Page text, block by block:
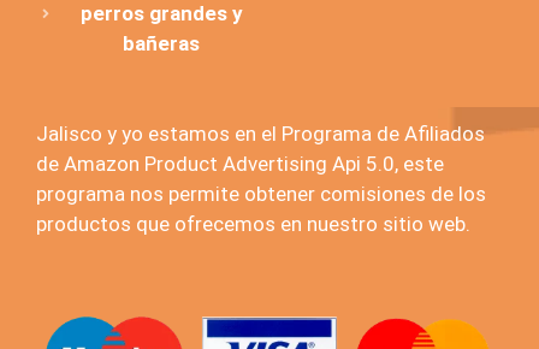
perros grandes y
bañeras
Jalisco y yo estamos en el Programa de Afiliados
de Amazon Product Advertising Api 5.0, este
programa nos permite obtener comisiones de los
productos que ofrecemos en nuestro sitio web.